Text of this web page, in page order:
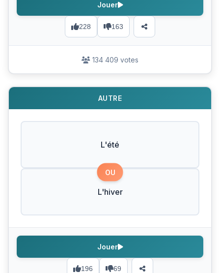
228 163
Jouer
134 409 votes
AUTRE
L'été
OU
L'hiver
196 69
Jouer